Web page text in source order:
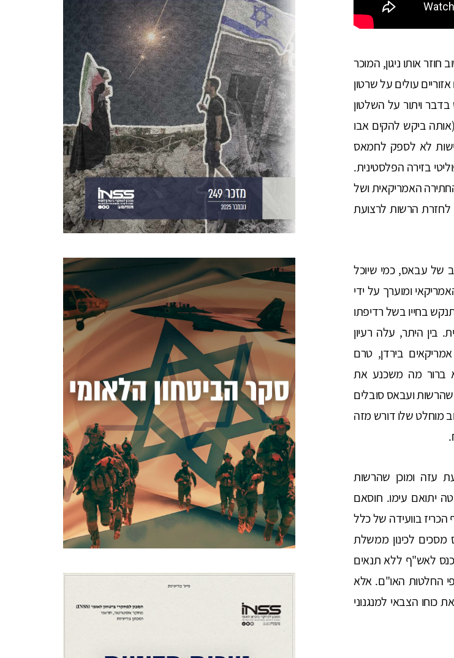
אותו ניגון, המוכר
של מתווכים אזוריים עולים על שרטון
ויתור על השלטון
ביקש להקים אבו
לא לספק לחמאס
פוליטי בזירה הפלסטינית.
האמריקאית ושל
לחזרת הרשות לרצועת
של עבאס, כמי שיוכל
ומוערך על ידי
בחייו בשל רדיפתו
היתר, עלה רעיון
אמריקאים בירדן, טרם
ברור מה משכנע את
ועבאס סובלים
מוחלט שלו דורש מזה
עזה ומוכן שהרשות
יתואם עימו. חוסאם
בוועידה של כלל
במוסקבה (26 בפברואר 2024), שחמאס מסכים לכינון ממשלת
לאש"ף ללא תנאים
החלטות האו"ם. אלא
כוחו הצבאי למנגנוני